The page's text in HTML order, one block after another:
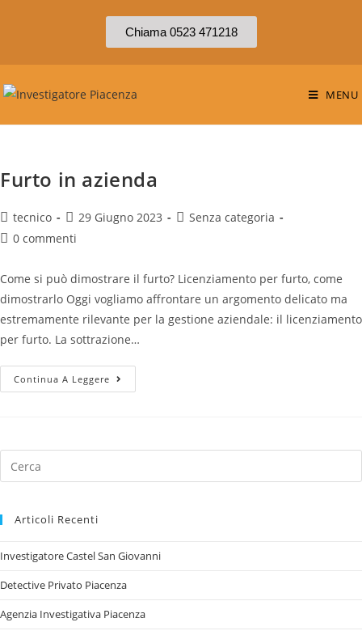
Chiama 0523 471218
MENU
Furto in azienda
tecnico 29 Giugno 2023
Senza categoria
0 commenti
Come si può dimostrare il furto? Licenziamento per furto, come
dimostrarlo Oggi vogliamo affrontare un argomento delicato ma
estremamente rilevante per la gestione aziendale: il licenziamento
per furto. La sottrazione…
Continua A Leggere
Articoli Recenti
Investigatore Castel San Giovanni
Detective Privato Piacenza
Agenzia Investigativa Piacenza